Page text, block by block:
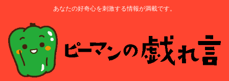
あなたの好奇心を刺激する情報が満載です。